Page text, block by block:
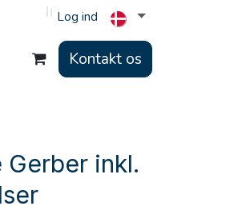
Log ind
Kontakt os
inkl.